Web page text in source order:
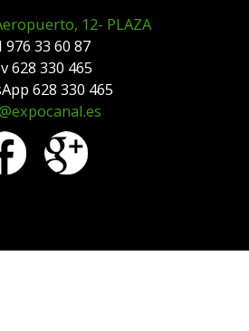
12- PLAZA
976 33 60 87
628 330 465
628 330 465